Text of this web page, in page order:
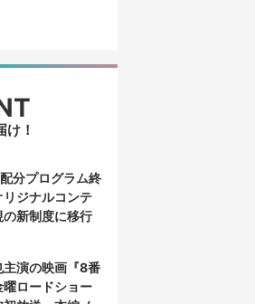
！
分プログラム終
ジナルコンテ
の新制度に移行
主演の映画『8番
曜ロードショー